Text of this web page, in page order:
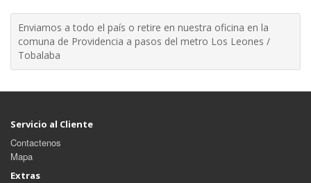
Enviamos a todo el país o retire en nuestra oficina en la
comuna de Providencia a pasos del metro Los Leones /
Tobalaba
Servicio al Cliente
Contactenos
Mapa
Extras